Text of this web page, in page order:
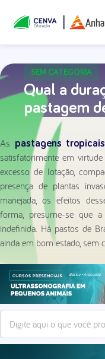
SEM CATEGORIA
Qual a
pastagem
As pastagens tropicais
satisfatorimente em
excesso de lotação,
presença de plantas
manejada, os efeitos
forma, presume-se que
indefinida. Há pastos de
ainda em bom estado, sem